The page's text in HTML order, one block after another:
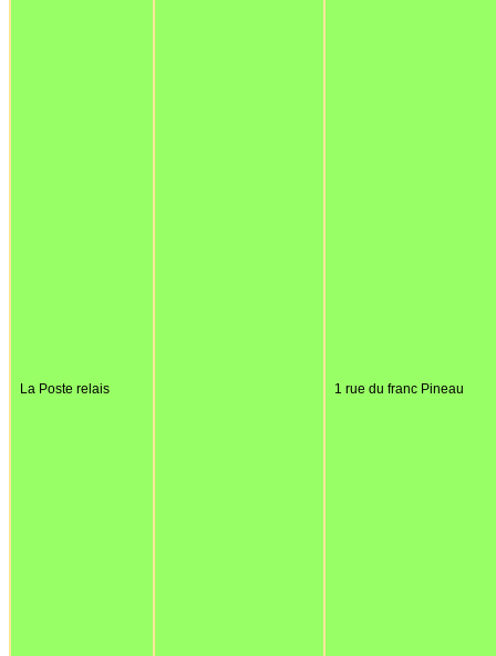
La Poste relais 1 rue du franc Pineau